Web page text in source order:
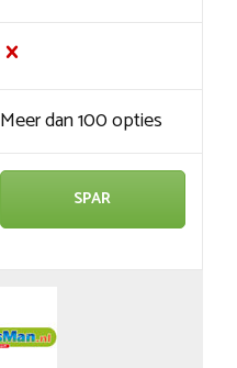
Meer dan 100 opties
SPAR